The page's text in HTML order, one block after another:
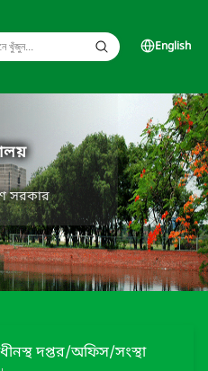
English
সরকার
দপ্তর/অফিস/সংস্থা